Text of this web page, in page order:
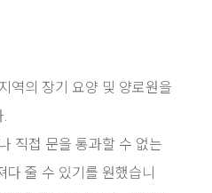
역의 장기 요양 및 양로원을
직접 문을 통과할 수 없는
줄 수 있기를 원했습니